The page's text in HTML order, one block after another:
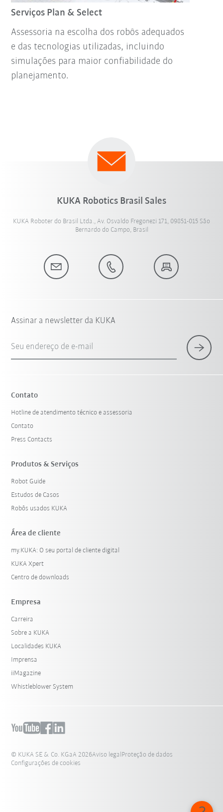
Serviços Plan & Select
Assessoria na escolha dos robôs adequados
e das tecnologias utilizadas, incluindo
simulações para maior confiabilidade do
planejamento.
KUKA Robotics Brasil Sales
KUKA Roboter do Brasil Ltda., Av. Osvaldo Fregonezi 171, 09851-015 São
Bernardo do Campo, Brasil
Assinar a newsletter da KUKA
Seu endereço de e-mail
Contato
Hotline de atendimento técnico e assessoria
Contato
Press Contacts
Produtos & Serviços
Robot Guide
Estudos de Casos
Robôs usados KUKA
Área de cliente
my.KUKA: O seu portal de cliente digital
KUKA Xpert
Centro de downloads
Empresa
Carreira
Sobre a KUKA
Localidades KUKA
Imprensa
iiMagazine
Whistleblower System
© KUKA SE & Co. KGaA 2026Aviso legalProteção de dados
Configurações de cookies